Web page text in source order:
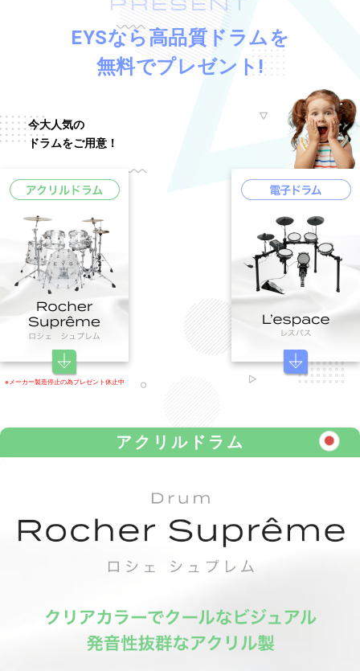
PRESENT
EYSなら高品質ドラムを
無料でプレゼント!
今大人気の
ドラムをご用意！
※メーカー製造停止の為プレゼント休止中
アクリルドラム